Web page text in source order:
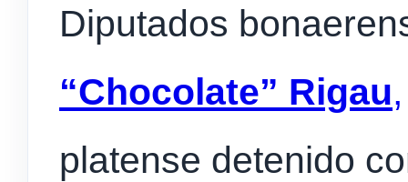
Diputados
“Chocolate” Rigau,
platense detenido